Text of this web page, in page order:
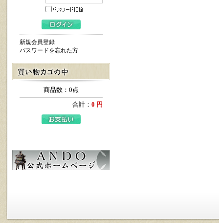
新規会員登録
パスワードを忘れた方
商品数：0点
合計： 0 円